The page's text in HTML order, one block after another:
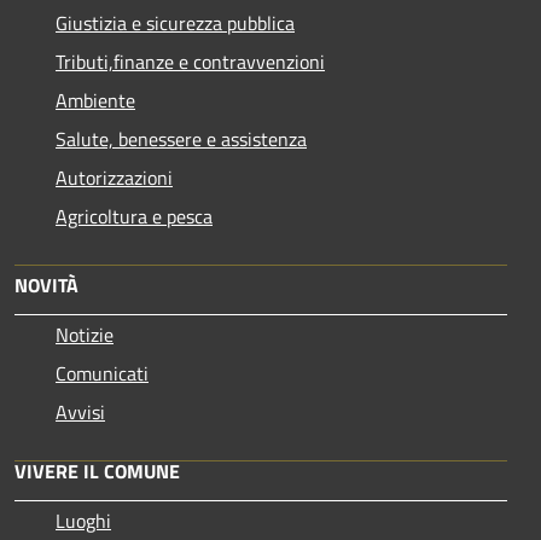
Giustizia e sicurezza pubblica
Tributi,finanze e contravvenzioni
Ambiente
Salute, benessere e assistenza
Autorizzazioni
Agricoltura e pesca
NOVITÀ
Notizie
Comunicati
Avvisi
VIVERE IL COMUNE
Luoghi